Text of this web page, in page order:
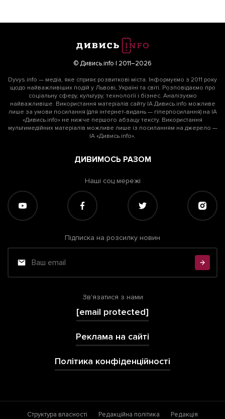
© Дивись.info | 2011–2026
Dyvys.info — медіа, яке сприяє розвиткові міста. Інформуємо з 2011 року
щодо найважливіших подій у Львові, Україні та світі. Розповідаємо про
соціальну сферу, культуру, технології і бізнес. Аналізуємо
найважливіше. Використання матеріалів сайту ІА Дивись.info можливе
лише за умови посилання (для інтернет-видань — гіперпосилання) на ІА
«Дивись.info» не нижче першого абзацу тексту. Використання
мультимедійних матеріалів можливе лише із посиланням на джерело —
ІА «Дивись.info».
ДИВИМОСЬ РАЗОМ
Наші соц мережі
Підписка на розсилку новин
Зв'язатися з нами
[email protected]
Реклама на сайті
Політика конфіденційності
Структура власності Редакційна політика Редакція